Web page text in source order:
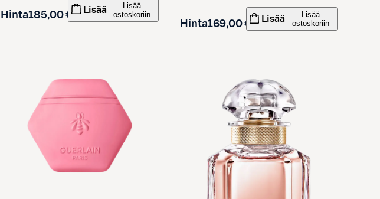
Hinta185,00 € Lisää
Lisää
ostoskoriin
Hinta169,00 € Lisää
Lisää
ostoskoriin